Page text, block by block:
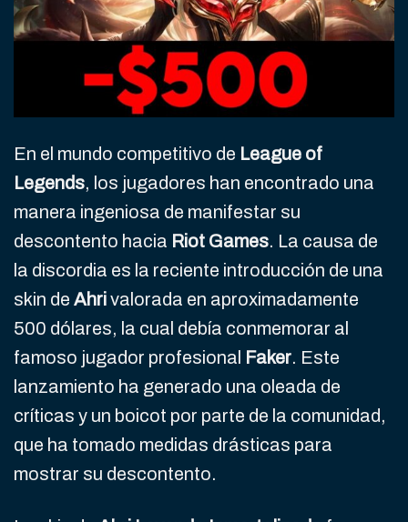
En el mundo competitivo de League of
Legends, los jugadores han encontrado una
manera ingeniosa de manifestar su
descontento hacia Riot Games. La causa de
la discordia es la reciente introducción de una
skin de Ahrivalorada en aproximadamente
500 dólares, la cual debía conmemorar al
famoso jugador profesional Faker. Este
lanzamiento ha generado una oleada de
críticas y un boicot por parte de la comunidad,
que ha tomado medidas drásticas para
mostrar su descontento.